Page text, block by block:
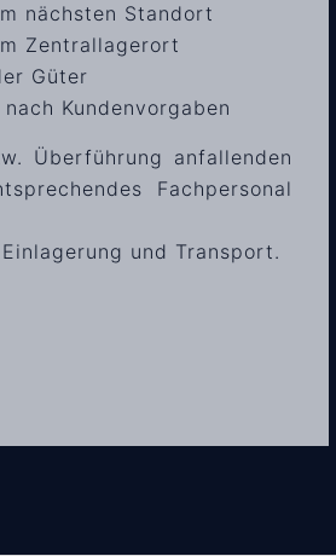
nächsten Standort
Zentrallagerort
Güter
Kundenvorgaben
Überführung anfallenden
Fachpersonal
und Transport.